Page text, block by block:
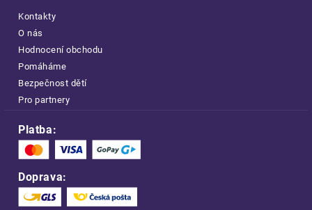
Kontakty
O nás
Hodnocení obchodu
Pomáháme
Bezpečnost dětí
Pro partnery
Platba:
Doprava: